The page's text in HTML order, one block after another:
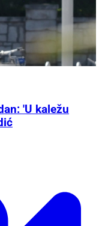
'U kaležu